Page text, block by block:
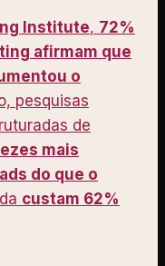
Institute, 72%
afirmam que
o
pesquisas
de
mais
do que o
custam 62%